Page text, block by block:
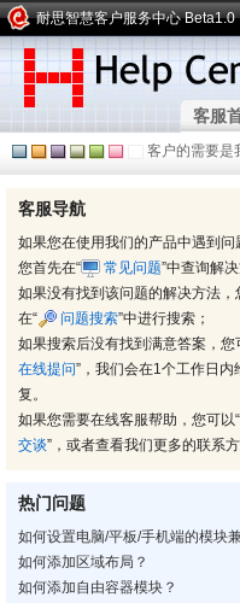
耐思智慧客户服务中心 Beta1.0
客服
客户的需要是
客服导航
如果您在使用我们的产品中遇到问
您首先在“
常见问题”中查询解决
如果没有找到该问题的解决方法，
在“
问题搜索”中进行搜索；
如果搜索后没有找到满意答案，您
在线提问”，我们会在1个工作日内
复。
如果您需要在线客服帮助，您可以“
交谈”，或者查看我们更多的联系方
热门问题
如何设置电脑/平板/手机端的模块
如何添加区域布局？
如何添加自由容器模块？